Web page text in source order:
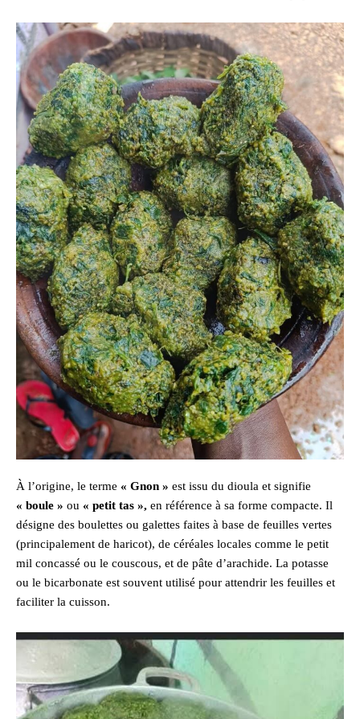
À l’origine, le terme « Gnon » est issu du dioula et signifie
« boule » ou « petit tas », en référence à sa forme compacte. Il
désigne des boulettes ou galettes faites à base de feuilles vertes
(principalement de haricot), de céréales locales comme le petit
mil concassé ou le couscous, et de pâte d’arachide. La potasse
ou le bicarbonate est souvent utilisé pour attendrir les feuilles et
faciliter la cuisson.